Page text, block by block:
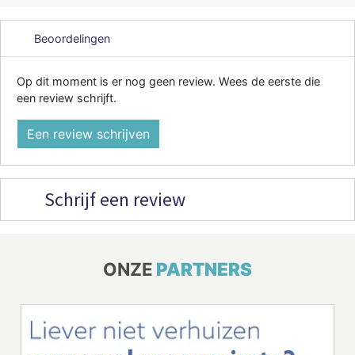
Beoordelingen
Op dit moment is er nog geen review. Wees de eerste die
een review schrijft.
Een review schrijven
Schrijf een review
ONZE PARTNERS